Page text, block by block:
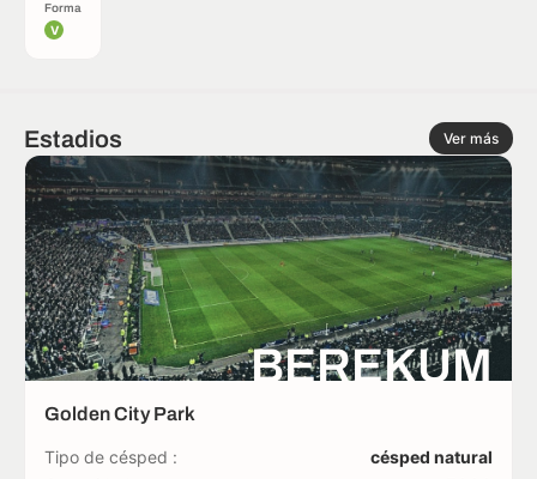
Forma
V
Estadios Ver más
BEREKUM
Golden City Park
Tipo de césped :
césped natural